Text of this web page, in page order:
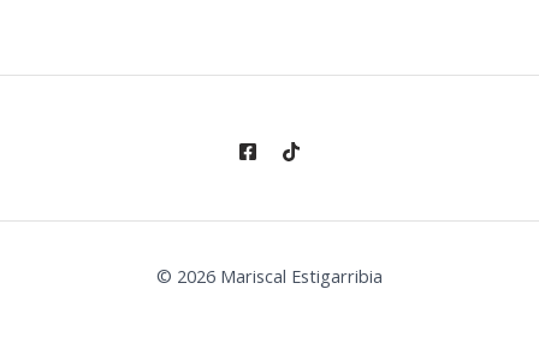
© 2026 Mariscal Estigarribia